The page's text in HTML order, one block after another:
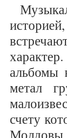
альбомы
метал
счету